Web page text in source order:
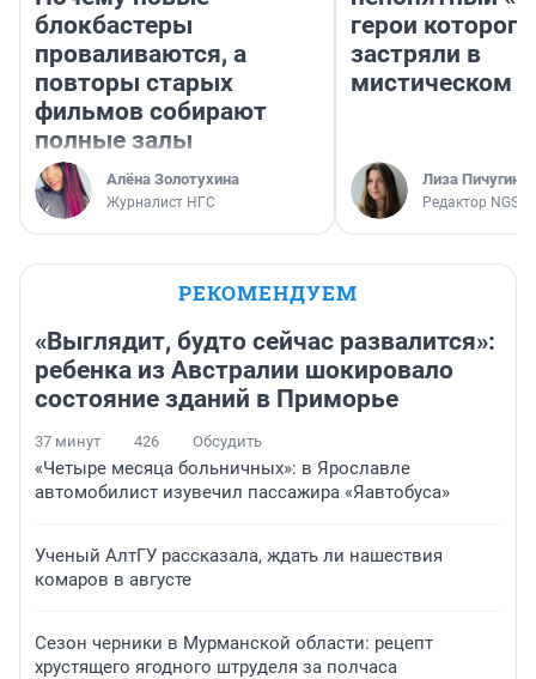
блокбастеры
проваливаются, а
повторы старых
фильмов собирают
полные залы
Алёна Золотухина
Журналист НГС
герои которого
застряли в
мистическом
Лиза Пичугина
Редактор
РЕКОМЕНДУЕМ
«Выглядит, будто сейчас развалится»:
ребенка из Австралии шокировало
состояние зданий в Приморье
37 минут 426 Обсудить
«Четыре месяца больничных»: в Ярославле
автомобилист изувечил пассажира «Яавтобуса»
Ученый АлтГУ рассказала, ждать ли нашествия
комаров в августе
Сезон черники в Мурманской области: рецепт
хрустящего ягодного штруделя за полчаса